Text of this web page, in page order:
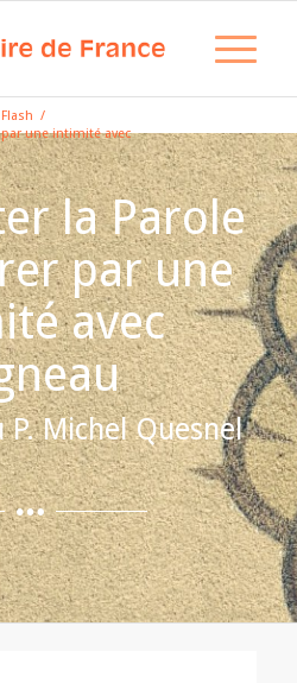
Flash /
par une intimité avec
la Parole
par une
avec
Michel Quesnel